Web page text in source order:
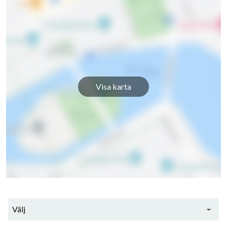
Visa karta
Välj